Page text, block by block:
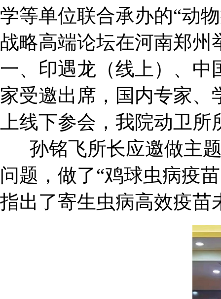
学等单位联合承办的“动
战略高端论坛在河南郑
一、印遇龙（线上）、中
家受邀出席，国内专家、
上线下参会，我院动卫
孙铭飞所长应邀做主
问题，做了“鸡球虫病疫
指出了寄生虫病高效疫苗